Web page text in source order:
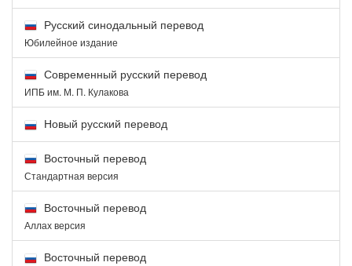
Русский синодальный перевод
Юбилейное издание
Современный русский перевод
ИПБ им. М. П. Кулакова
Новый русский перевод
Восточный перевод
Стандартная версия
Восточный перевод
Аллах версия
Восточный перевод